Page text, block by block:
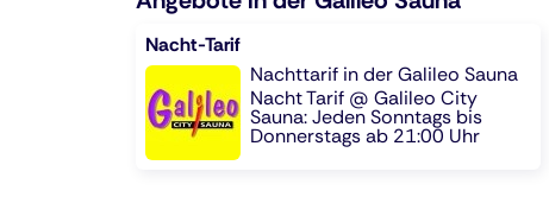
Nacht-Tarif
Nachttarif in der Galileo Sauna
Nacht Tarif @ Galileo City
Sauna: Jeden Sonntags bis
Donnerstags ab 21:00 Uhr